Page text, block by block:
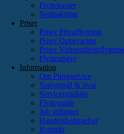
Flyttekasser
Nedpakning
Priser
Priser Privatflytning
Priser Opbevaring
Priser Virksomhedsflytning
Flytteudstyr
Information
Om Plingservice
Spørgsmål & Svar
Serviceområder
Flytteguide
Job stillinger
Handelsbetingelser
Kontakt